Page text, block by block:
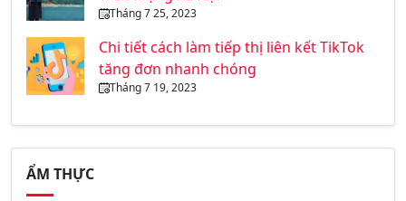
Tháng 7 25, 2023
Chi tiết cách làm tiếp thị liên kết TikTok
tăng đơn nhanh chóng
Tháng 7 19, 2023
ẨM THỰC